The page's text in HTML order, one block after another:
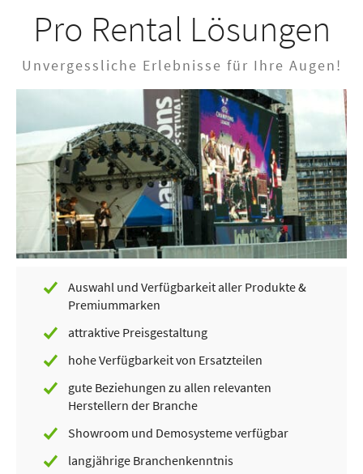
Pro Rental Lösungen
Unvergessliche Erlebnisse für Ihre Augen!
Auswahl und Verfügbarkeit aller Produkte &
Premiummarken
attraktive Preisgestaltung
hohe Verfügbarkeit von Ersatzteilen
gute Beziehungen zu allen relevanten
Herstellern der Branche
Showroom und Demosysteme verfügbar
langjährige Branchenkenntnis